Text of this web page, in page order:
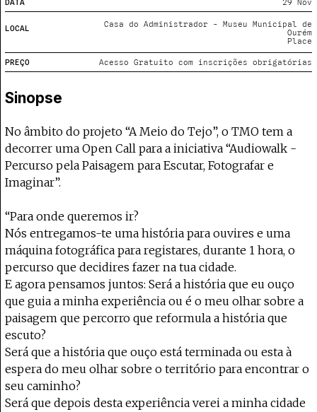
Estatuto Editorial
Ficha Técnica
Política de privacidade
Contactar
Coffeelabs Cursos curtos
o Coffeepaste e ajuda-nos a chegar mais longe.Mantém viva a cultura independente —
Apoiar
DATA 29 Nov
LOCAL
Casa do Administrador - Museu Municipal de
Ourém
Place
PREÇO Acesso Gratuito com inscrições obrigatórias
Sinopse
No âmbito do projeto “A Meio do Tejo”, o TMO tem a
decorrer uma Open Call para a iniciativa “Audiowalk -
Percurso pela Paisagem para Escutar, Fotografar e
Imaginar”.
“Para onde queremos ir?
Nós entregamos-te uma história para ouvires e uma
máquina fotográfica para registares, durante 1 hora, o
percurso que decidires fazer na tua cidade.
E agora pensamos juntos: Será a história que eu ouço
que guia a minha experiência ou é o meu olhar sobre a
paisagem que percorro que reformula a história que
escuto?
Será que a história que ouço está terminada ou esta à
espera do meu olhar sobre o território para encontrar o
seu caminho?
Será que depois desta experiência verei a minha cidade